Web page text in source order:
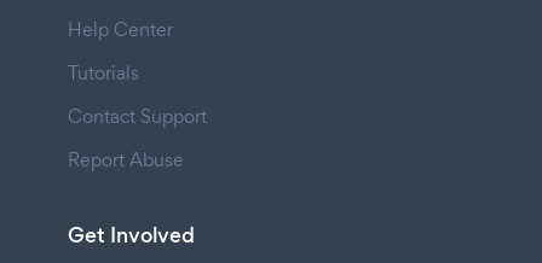
Help Center
Tutorials
Contact Support
Report Abuse
Get Involved